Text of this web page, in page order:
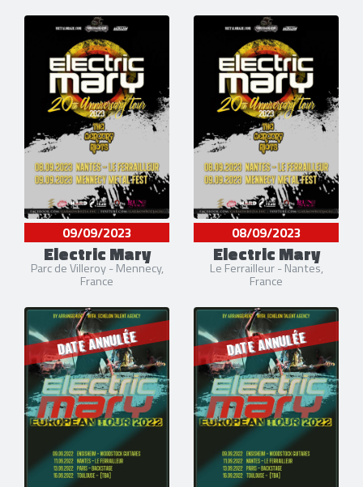
09/09/2023
Electric Mary
Parc de Villeroy - Mennecy,
France
08/09/2023
Electric Mary
Le Ferrailleur - Nantes,
France
DATE ANNULÉE DATE ANNULÉE